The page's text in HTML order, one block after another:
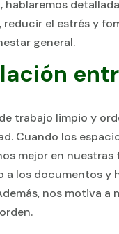
hablaremos
reducir el estrés y
general.
trabajo limpio y
Cuando los
mejor en nuestras
a los documentos y
nos motiva